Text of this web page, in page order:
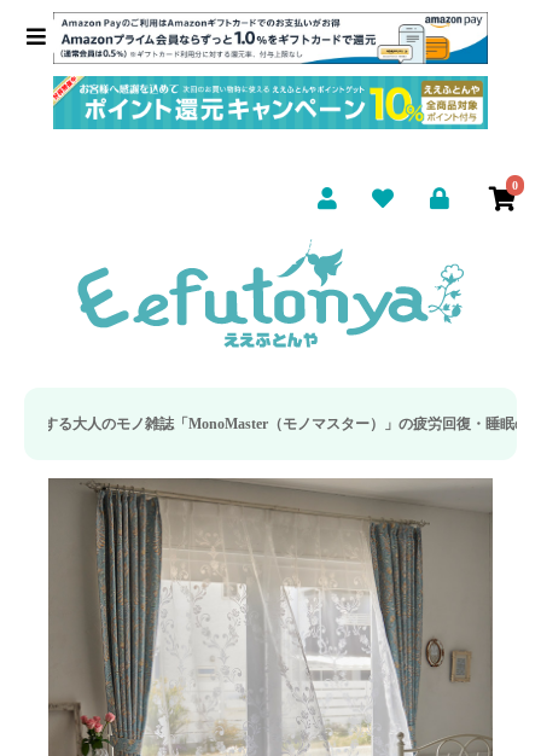
0
「MonoMaster（モノマスター）」の疲労回復・睡眠の向上特集に当社のリカ